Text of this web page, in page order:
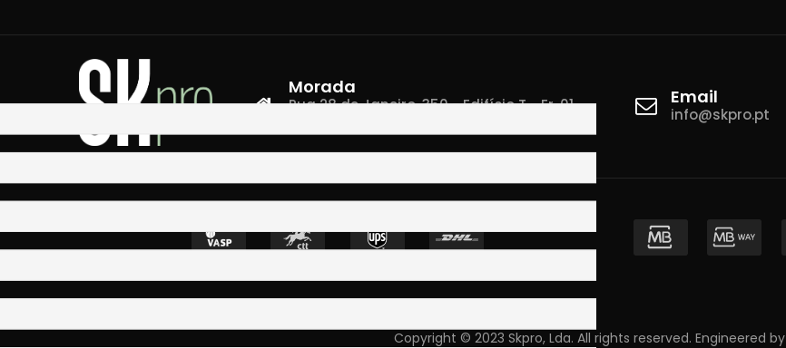
Morada
Rua 28 de Janeiro, 350 - Edifício T - Fr. 01
Email
info@skpro.pt
Copyright © 2023 Skpro, Lda. All rights reserved. Engineered by